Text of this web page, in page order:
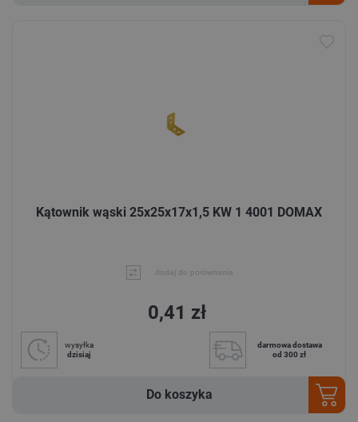
Kątownik wąski 25x25x17x1,5 KW 1 4001 DOMAX
dodaj do porównania
0,41 zł
wysyłka
dzisiaj
darmowa dostawa
od 300 zł
Do koszyka